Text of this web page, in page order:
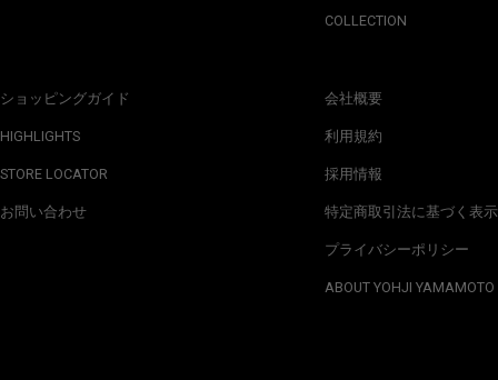
ショッピングガイド
HIGHLIGHTS
STORE LOCATOR
お問い合わせ
COLLECTION
会社概要
利用規約
採用情報
特定商取引法に基づく表示
プライバシーポリシー
ABOUT YOHJI YAMAMOTO